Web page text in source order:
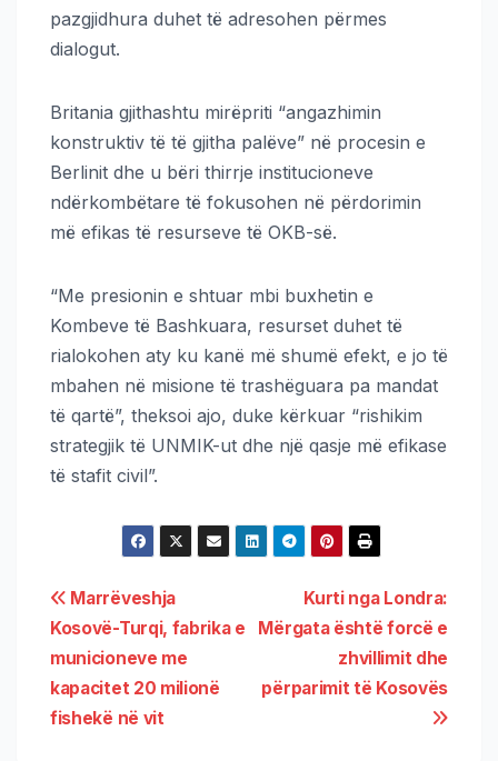
pazgjidhura duhet të adresohen përmes
dialogut.
Britania gjithashtu mirëpriti “angazhimin
konstruktiv të të gjitha palëve” në procesin e
Berlinit dhe u bëri thirrje institucioneve
ndërkombëtare të fokusohen në përdorimin
më efikas të resurseve të OKB-së.
“Me presionin e shtuar mbi buxhetin e
Kombeve të Bashkuara, resurset duhet të
rialokohen aty ku kanë më shumë efekt, e jo të
mbahen në misione të trashëguara pa mandat
të qartë”, theksoi ajo, duke kërkuar “rishikim
strategjik të UNMIK-ut dhe një qasje më efikase
të stafit civil”.
Kurti nga Londra:
Mërgata është forcë e
zhvillimit dhe
përparimit të Kosovës
Marrëveshja
Kosovë-Turqi, fabrika e
municioneve me
kapacitet 20 milionë
fishekë në vit